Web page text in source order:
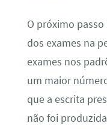
O próximo
dos exames na
exames nos
um maior
que a escrita
não foi